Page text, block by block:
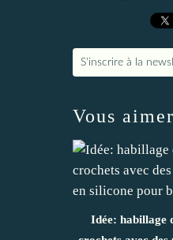
S'inscrire à la
Vous
Idée: habillage